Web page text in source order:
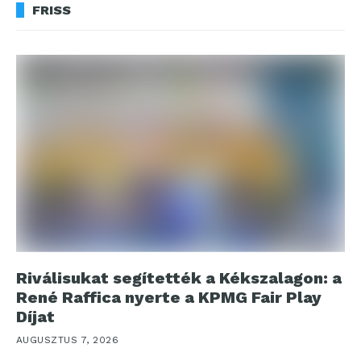
FRISS
Riválisukat segítették a Kékszalagon: a
René Raffica nyerte a KPMG Fair Play
Díjat
AUGUSZTUS 7, 2026